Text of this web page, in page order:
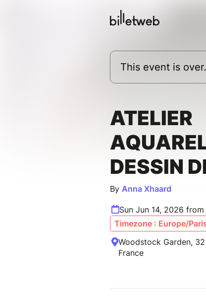
This event is over.
ATELIER
DESSIN
By Anna Xhaard
Sun Jun 14, 2026
Timezone : Europe/
Woodstock Garden,
France